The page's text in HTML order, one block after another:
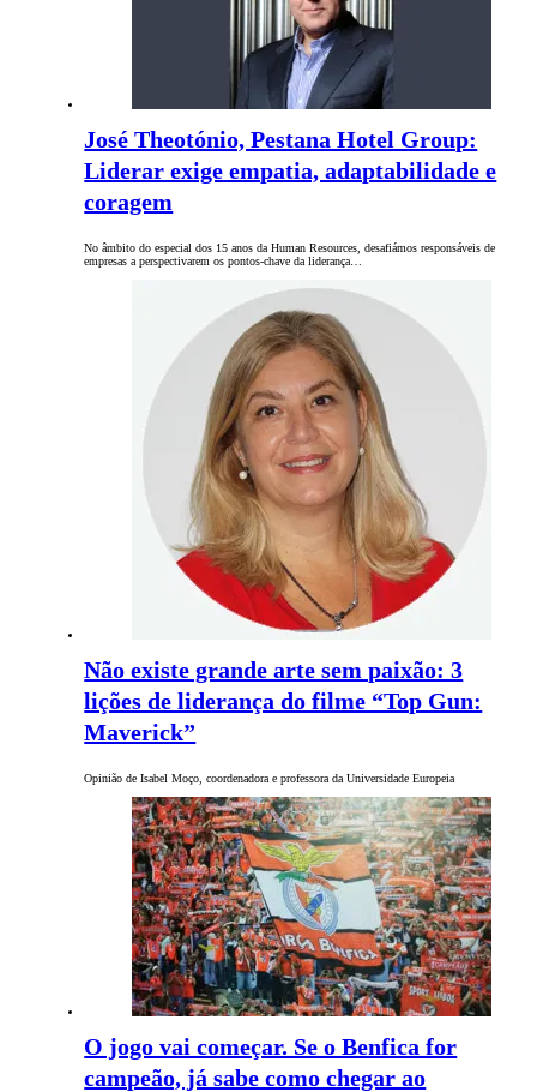
José Theotónio, Pestana Hotel Group:
Liderar exige empatia, adaptabilidade e
coragem
No âmbito do especial dos 15 anos da Human Resources, desafiámos responsáveis de
empresas a perspectivarem os pontos-chave da liderança…
Não existe grande arte sem paixão: 3
lições de liderança do filme “Top Gun:
Maverick”
Opinião de Isabel Moço, coordenadora e professora da Universidade Europeia
O jogo vai começar. Se o Benfica for
campeão, já sabe como chegar ao